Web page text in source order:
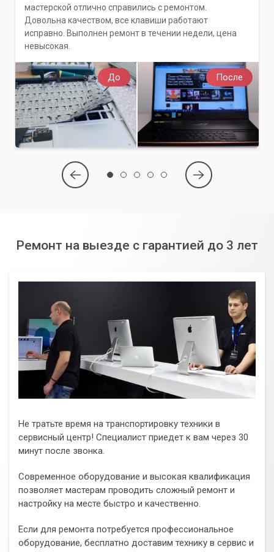
До После
мастерской отлично справились с ремонтом.
Довольна качеством, все клавиши работают
исправно. Выполнен ремонт в течении недели, цена
невысокая.
Ремонт на выезде с гарантией до 3 лет
Не тратьте время на транспортировку техники в
сервисный центр! Специалист приедет к вам через 30
минут после звонка.
Современное оборудование и высокая квалификация
позволяет мастерам проводить сложный ремонт и
настройку на месте быстро и качественно.
Если для ремонта потребуется профессиональное
оборудование, бесплатно доставим технику в сервис и